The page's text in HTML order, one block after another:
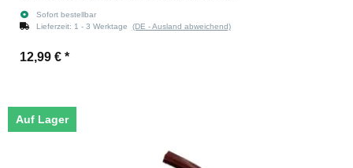
Sofort bestellbar
Lieferzeit: 1 - 3 Werktage (DE - Ausland abweichend)
12,99 € *
Auf Lager